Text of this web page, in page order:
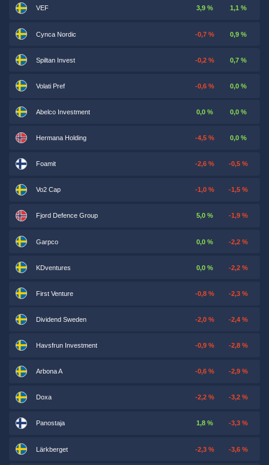
VEF 3,9 % 1,1 %
Cynca Nordic -0,7 % 0,9 %
Spiltan Invest -0,2 % 0,7 %
Volati Pref -0,6 % 0,0 %
Abelco Investment 0,0 % 0,0 %
Hermana Holding -4,5 % 0,0 %
Foamit -2,6 % -0,5 %
Vo2 Cap -1,0 % -1,5 %
Fjord Defence Group 5,0 % -1,9 %
Garpco 0,0 % -2,2 %
KDventures 0,0 % -2,2 %
First Venture -0,8 % -2,3 %
Dividend Sweden -2,0 % -2,4 %
Havsfrun Investment -0,9 % -2,8 %
Arbona A -0,6 % -2,9 %
Doxa -2,2 % -3,2 %
Panostaja 1,8 % -3,3 %
Lärkberget -2,3 % -3,6 %